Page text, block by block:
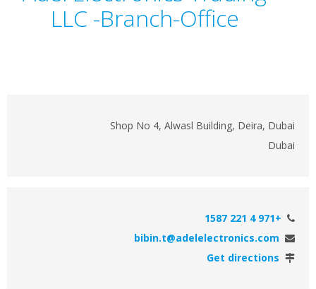
LLC -Branch-Office
Shop No 4, Alwasl Building, Deira, Dubai
Dubai
+971 4 221 1587
bibin.t@adelelectronics.com
Get directions